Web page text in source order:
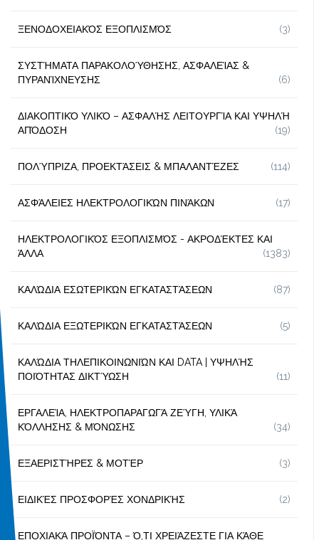
ΞΕΝΟΔΟΧΕΙΑΚΌΣ ΕΞΟΠΛΙΣΜΌΣ (3)
ΣΥΣΤΉΜΑΤΑ ΠΑΡΑΚΟΛΟΎΘΗΣΗΣ, ΑΣΦΑΛΕΊΑΣ &
ΠΥΡΑΝΊΧΝΕΥΣΗΣ
(6)
ΔΙΑΚΟΠΤΙΚΌ ΥΛΙΚΌ – ΑΣΦΑΛΉΣ ΛΕΙΤΟΥΡΓΊΑ ΚΑΙ ΥΨΗΛΉ
ΑΠΌΔΟΣΗ
(19)
ΠΟΛΎΠΡΙΖΑ, ΠΡΟΕΚΤΆΣΕΙΣ & ΜΠΑΛΑΝΤΈΖΕΣ (114)
ΑΣΦΆΛΕΙΕΣ ΗΛΕΚΤΡΟΛΟΓΙΚΏΝ ΠΙΝΆΚΩΝ (17)
ΗΛΕΚΤΡΟΛΟΓΙΚΌΣ ΕΞΟΠΛΙΣΜΌΣ - ΑΚΡΟΔΈΚΤΕΣ ΚΑΙ
ΆΛΛΑ
(1383)
ΚΑΛΏΔΙΑ ΕΣΩΤΕΡΙΚΏΝ ΕΓΚΑΤΑΣΤΆΣΕΩΝ (87)
ΚΑΛΏΔΙΑ ΕΞΩΤΕΡΙΚΏΝ ΕΓΚΑΤΑΣΤΆΣΕΩΝ (5)
ΚΑΛΏΔΙΑ ΤΗΛΕΠΙΚΟΙΝΩΝΙΏΝ ΚΑΙ DATA | ΥΨΗΛΉΣ
ΠΟΙΌΤΗΤΑΣ ΔΙΚΤΎΩΣΗ
(11)
ΕΡΓΑΛΕΊΑ, ΗΛΕΚΤΡΟΠΑΡΑΓΩΓΆ ΖΕΎΓΗ, ΥΛΙΚΆ
ΚΌΛΛΗΣΗΣ & ΜΌΝΩΣΗΣ
(34)
ΕΞΑΕΡΙΣΤΉΡΕΣ & ΜΟΤΈΡ (3)
ΕΙΔΙΚΈΣ ΠΡΟΣΦΟΡΈΣ ΧΟΝΔΡΙΚΉΣ (2)
ΕΠΟΧΙΑΚΆ ΠΡΟΪΌΝΤΑ – Ό,ΤΙ ΧΡΕΙΆΖΕΣΤΕ ΓΙΑ ΚΆΘΕ